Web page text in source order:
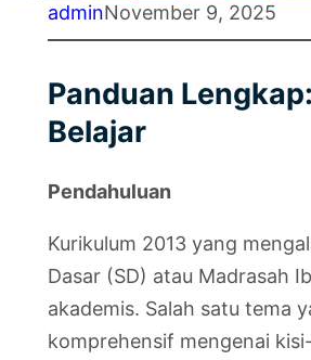
adminNovember 9, 2025
Panduan
Belajar
Pendahuluan
Kurikulum 2013 yang
Dasar (SD) atau Madrasah
akademis. Salah satu tema
komprehensif mengenai